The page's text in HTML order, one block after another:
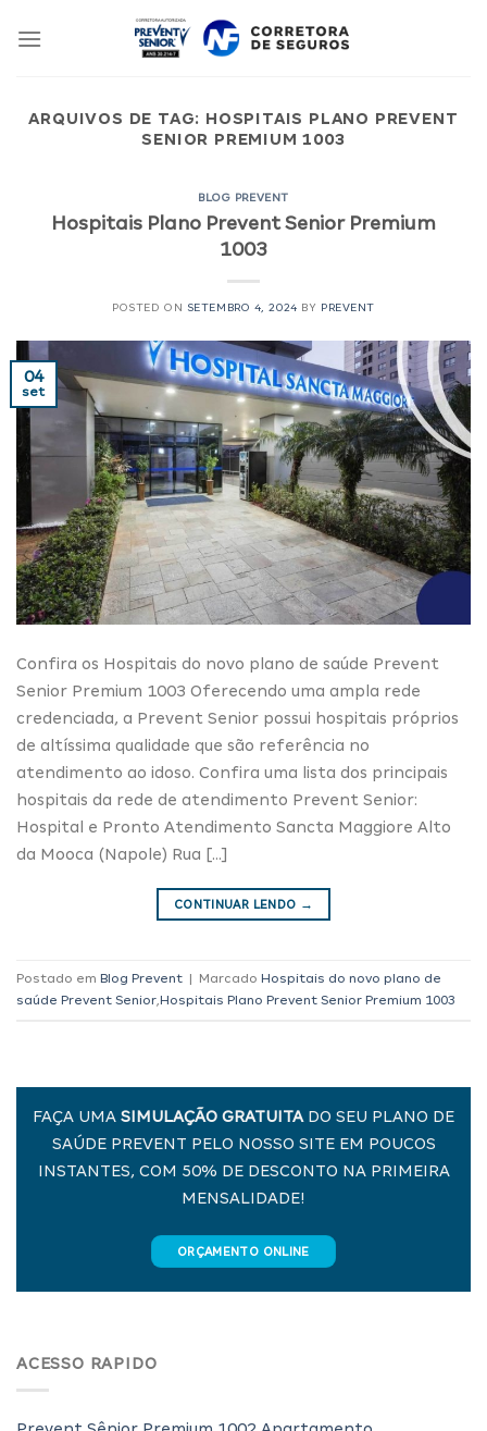
ARQUIVOS DE TAG: HOSPITAIS PLANO PREVENT
SENIOR PREMIUM 1003
BLOG PREVENT
Hospitais Plano Prevent Senior Premium
1003
POSTED ON SETEMBRO 4, 2024 BY PREVENT
04
set
Confira os Hospitais do novo plano de saúde Prevent
Senior Premium 1003 Oferecendo uma ampla rede
credenciada, a Prevent Senior possui hospitais próprios
de altíssima qualidade que são referência no
atendimento ao idoso. Confira uma lista dos principais
hospitais da rede de atendimento Prevent Senior:
Hospital e Pronto Atendimento Sancta Maggiore Alto
da Mooca (Napole) Rua […]
CONTINUAR LENDO →
Postado em Blog Prevent | Marcado Hospitais do novo plano de
saúde Prevent Senior,Hospitais Plano Prevent Senior Premium 1003
FAÇA UMA SIMULAÇÃO GRATUITA DO SEU PLANO DE
SAÚDE PREVENT PELO NOSSO SITE EM POUCOS
INSTANTES, COM 50% DE DESCONTO NA PRIMEIRA
MENSALIDADE!
ORÇAMENTO ONLINE
ACESSO RAPIDO